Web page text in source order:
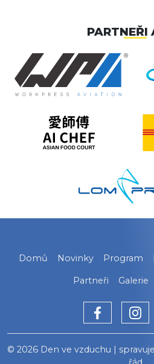
PARTNEŘI
Domů Novinky Program
Partneři Galerie
© 2026 Den ve vzduchu | spravuje